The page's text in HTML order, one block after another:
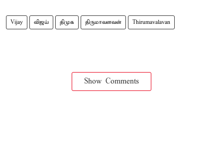
Vijay விஜய் திமுக திருமாவளவன் Thirumavalavan
Show Comments